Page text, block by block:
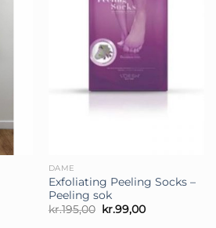
DAME
Exfoliating Peeling Socks –
Peeling sok
kr.195,00 Den
oprindelige
kr.99,00Den